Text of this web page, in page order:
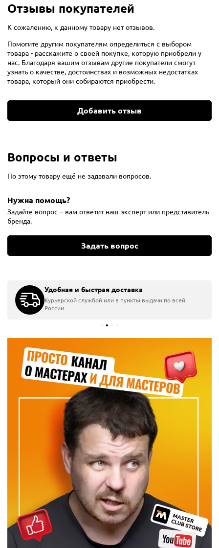
Отзывы покупателей
К сожалению, к данному товару нет отзывов.
Помогите другим покупателям определиться с выбором
товара - расскажите о своей покупке, которую приобрели у
нас. Благодаря вашим отзывам другие покупатели смогут
узнать о качестве, достоинствах и возможных недостатках
товара, который они собираются приобрести.
Добавить отзыв
Вопросы и ответы
По этому товару ещё не задавали вопросов.
Нужна помощь?
Задайте вопрос – вам ответит наш эксперт или представитель
бренда.
Задать вопрос
Удобная и быстрая доставка
Курьерской службой или в пункты выдачи по всей
России